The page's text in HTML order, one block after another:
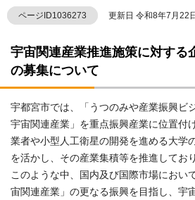
ページID1036273 更新日 令和8年7月22
宇宙関連産業推進施策に対する
の募集について
宇都宮市では、「うつのみや産業振興ビ
宇宙関連産業」を重点振興産業に位置付
業者や小型人工衛星の開発を進める大学
を活かし、その産業集積等を推進してお
このような中、国内及び国際市場におい
宙関連産業」の更なる振興を目指し、宇